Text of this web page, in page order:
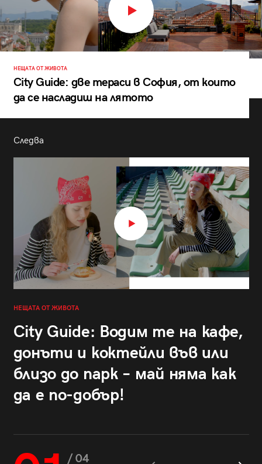
НЕЩАТА ОТ ЖИВОТА
City Guide: две тераси в София, от които
да се насладиш на лятото
Следва
НЕЩАТА ОТ ЖИВОТА
City Guide: Водим те на кафе,
донъти и коктейли във или
близо до парк – май няма как
да е по-добър!
/ 04